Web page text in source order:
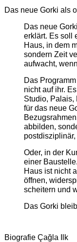
Das neue Gorki als
Das neue
erklärt. Es soll
Haus, in dem
sondern Zeit
aufwacht,
Das
nicht auf ihr.
Studio, Palais,
für das neue
abbilden,
postdisziplinär,
Oder, in der
einer
Haus ist nicht
öffnen,
scheitern und
Das Gorki
Biografie Çağla Ilk